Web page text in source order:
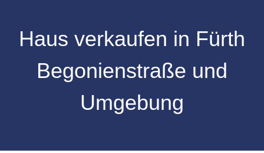
Haus verkaufen in Fürth
Begonienstraße und
Umgebung